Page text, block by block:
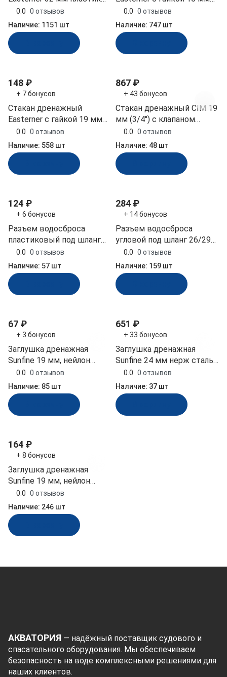
(CS0000)
0.0 0 отзывов
Наличие: 1151 шт
(5/8'') пластик (C11850)
0.0 0 отзывов
Наличие: 747 шт
148 ₽
+ 7 бонусов
Стакан дренажный
Easterner с гайкой 19 мм
(3/4'') пластик (C11854)
0.0 0 отзывов
Наличие: 558 шт
867 ₽
+ 43 бонусов
Стакан дренажный CIM 19
мм (3/4'') с клапаном
пластик, нерж (3411-2102)
0.0 0 отзывов
Наличие: 48 шт
124 ₽
+ 6 бонусов
Разъем водосброса
пластиковый под шланг
16 мм (15070)
0.0 0 отзывов
Наличие: 57 шт
284 ₽
+ 14 бонусов
Разъем водосброса
угловой под шланг 26/29
мм Easterner (C11908)
0.0 0 отзывов
Наличие: 159 шт
67 ₽
+ 3 бонусов
Заглушка дренажная
Sunfine 19 мм, нейлон
черный без корпуса
(SF20320-1)
0.0 0 отзывов
Наличие: 85 шт
651 ₽
+ 33 бонусов
Заглушка дренажная
Sunfine 24 мм нерж сталь
и нейлон (SF20322)
0.0 0 отзывов
Наличие: 37 шт
164 ₽
+ 8 бонусов
Заглушка дренажная
Sunfine 19 мм, нейлон
черный (SF20320-2)
0.0 0 отзывов
Наличие: 246 шт
АКВАТОРИЯ — надёжный поставщик судового и
спасательного оборудования. Мы обеспечиваем
безопасность на воде комплексными решениями для
наших клиентов.